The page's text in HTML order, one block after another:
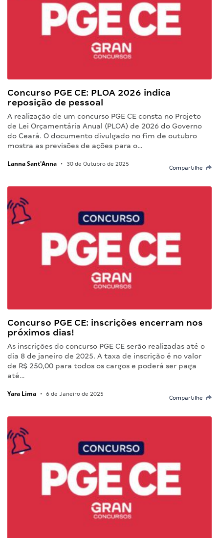
Concurso PGE CE: PLOA 2026 indica
reposição de pessoal
A realização de um concurso PGE CE consta no Projeto
de Lei Orçamentária Anual (PLOA) de 2026 do Governo
do Ceará. O documento divulgado no fim de outubro
mostra as previsões de ações para o…
Lanna Sant'Anna • 30 de Outubro de 2025
Compartilhe
Concurso PGE CE: inscrições encerram nos
próximos dias!
As inscrições do concurso PGE CE serão realizadas até o
dia 8 de janeiro de 2025. A taxa de inscrição é no valor
de R$ 250,00 para todos os cargos e poderá ser paga
até…
Yara Lima • 6 de Janeiro de 2025
Compartilhe